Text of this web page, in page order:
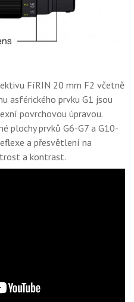
FíRIN 20 mm F2 včetně
asférického prvku G1 jsou
povrchovou úpravou.
plochy prvků G6-G7 a G10-
a přesvětlení na
a kontrast.